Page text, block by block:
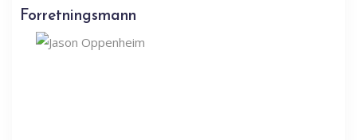
Forretningsmann